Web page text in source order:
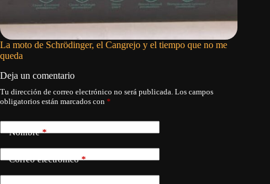
La moto de Schrödinger, el Cangrejo y el tiempo que no me
queda
Deja un comentario
Tu dirección de correo electrónico no será publicada. Los campos
obligatorios están marcados con *
Nombre*
Correo electrónico*